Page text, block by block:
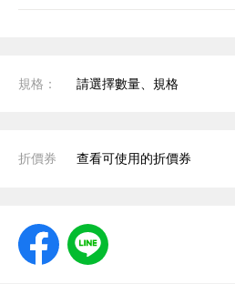
規格： 請選擇數量、規格
折價券 查看可使用的折價券